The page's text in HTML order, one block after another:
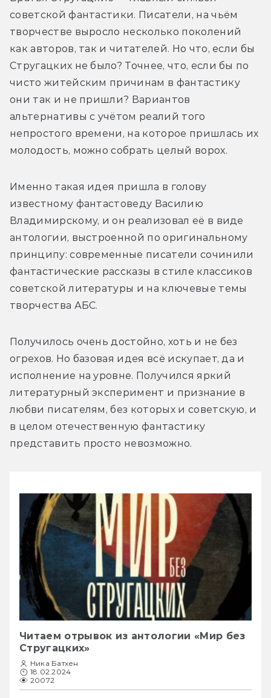
советской фантастики. Писатели, на чьём
творчестве выросло несколько поколений
как авторов, так и читателей. Но что, если бы
Стругацких не было? Точнее, что, если бы по
чисто житейским причинам в фантастику
они так и не пришли? Вариантов
альтернативы с учётом реалий того
непростого времени, на которое пришлась их
молодость, можно собрать целый ворох.
Именно такая идея пришла в голову
известному фантастоведу Василию
Владимирскому, и он реализовал её в виде
антологии, выстроенной по оригинальному
принципу: современные писатели сочинили
фантастические рассказы в стиле классиков
советской литературы и на ключевые темы
творчества АБС.
Получилось очень достойно, хоть и не без
огрехов. Но базовая идея всё искупает, да и
исполнение на уровне. Получился яркий
литературный эксперимент и признание в
любви писателям, без которых и советскую, и
в целом отечественную фантастику
представить просто невозможно.
Читаем отрывок из антологии «Мир без
Стругацких»
Ника Батхен
18.02.2024
20072